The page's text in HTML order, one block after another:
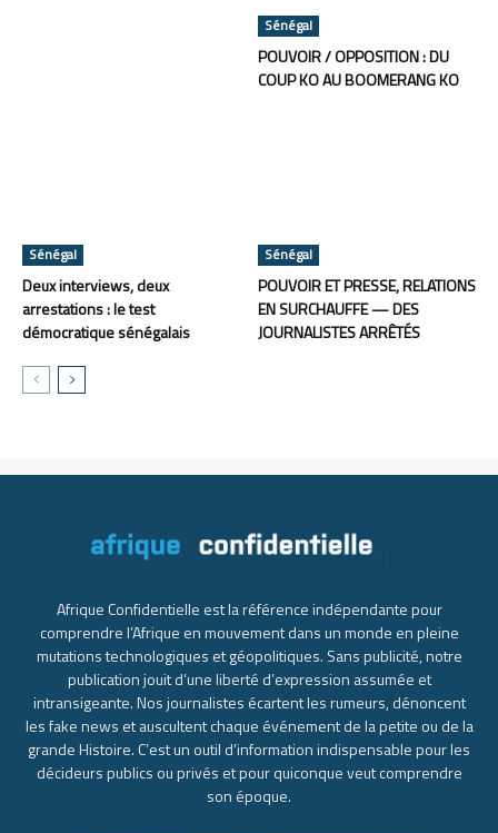
Sénégal
POUVOIR / OPPOSITION : DU
COUP KO AU BOOMERANG KO
Sénégal
Deux interviews, deux
arrestations : le test
démocratique sénégalais
Sénégal
POUVOIR ET PRESSE, RELATIONS
EN SURCHAUFFE — DES
JOURNALISTES ARRÊTÉS
Afrique Confidentielle est la référence indépendante pour
comprendre l’Afrique en mouvement dans un monde en pleine
mutations technologiques et géopolitiques. Sans publicité, notre
publication jouit d’une liberté d’expression assumée et
intransigeante. Nos journalistes écartent les rumeurs, dénoncent
les fake news et auscultent chaque événement de la petite ou de la
grande Histoire. C’est un outil d’information indispensable pour les
décideurs publics ou privés et pour quiconque veut comprendre
son époque.